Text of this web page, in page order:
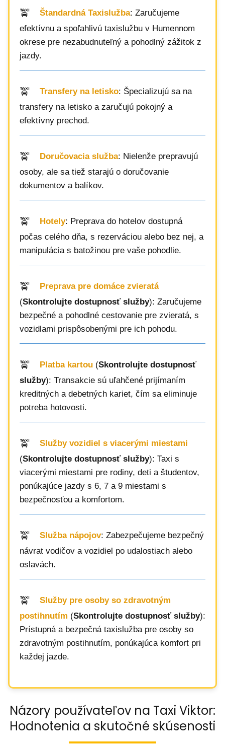
Štandardná Taxislužba: Zaručujeme
efektívnu a spoľahlivú taxislužbu v Humennom
okrese pre nezabudnuteľný a pohodlný zážitok z
jazdy.
Transfery na letisko: Špecializujú sa na
transfery na letisko a zaručujú pokojný a
efektívny prechod.
Doručovacia služba: Nielenže prepravujú
osoby, ale sa tiež starajú o doručovanie
dokumentov a balíkov.
Hotely: Preprava do hotelov dostupná
počas celého dňa, s rezerváciou alebo bez nej, a
manipulácia s batožinou pre vaše pohodlie.
Preprava pre domáce zvieratá
(Skontrolujte dostupnosť služby): Zaručujeme
bezpečné a pohodlné cestovanie pre zvieratá, s
vozidlami prispôsobenými pre ich pohodu.
Platba kartou (Skontrolujte dostupnosť
služby): Transakcie sú uľahčené prijímaním
kreditných a debetných kariet, čím sa eliminuje
potreba hotovosti.
Služby vozidiel s viacerými miestami
(Skontrolujte dostupnosť služby): Taxi s
viacerými miestami pre rodiny, deti a študentov,
ponúkajúce jazdy s 6, 7 a 9 miestami s
bezpečnosťou a komfortom.
Služba nápojov: Zabezpečujeme bezpečný
návrat vodičov a vozidiel po udalostiach alebo
oslavách.
Služby pre osoby so zdravotným
postihnutím (Skontrolujte dostupnosť služby):
Prístupná a bezpečná taxislužba pre osoby so
zdravotným postihnutím, ponúkajúca komfort pri
každej jazde.
Názory používateľov na Taxi Viktor:
Hodnotenia a skutočné skúsenosti